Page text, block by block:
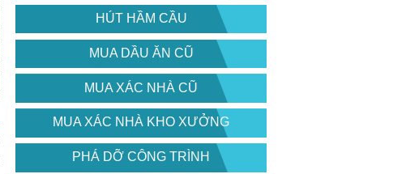
HÚT HẦM CẦU
MUA DẦU ĂN CŨ
MUA XÁC NHÀ CŨ
MUA XÁC NHÀ KHO XƯỞNG
PHÁ DỠ CÔNG TRÌNH